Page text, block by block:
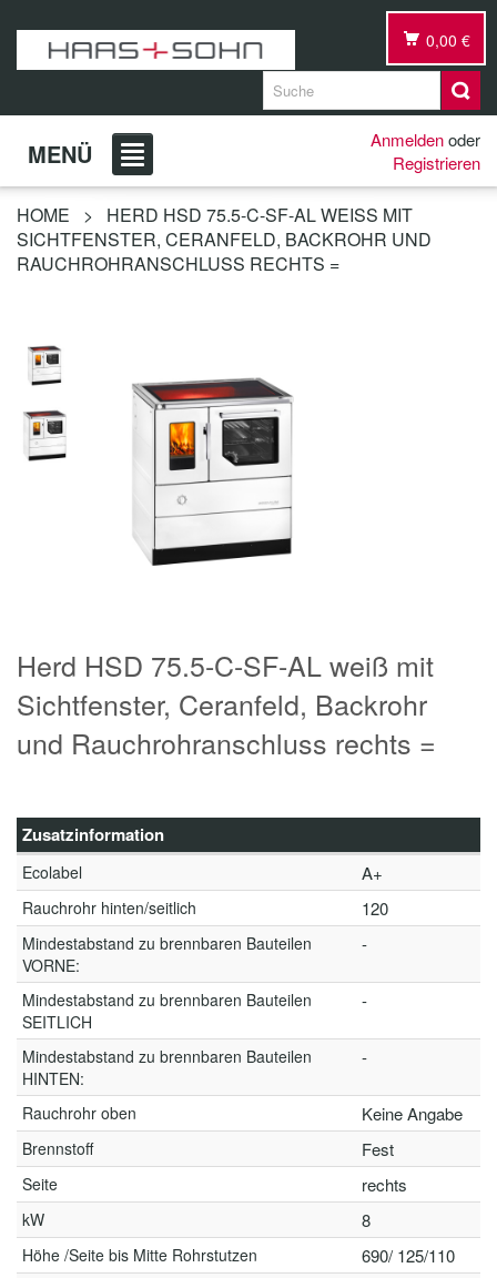
0,00 €
MENÜ Anmeldenoder
Registrieren
HOME >
HERD HSD 75.5-C-SF-AL WEISS MIT S
ICHTFENSTER, CERANFELD, BACKROHR UND R
AUCHROHRANSCHLUSS RECHTS =
Herd HSD 75.5-C-SF-AL weiß mit
Sichtfenster, Ceranfeld, Backrohr
und Rauchrohranschluss rechts =
Zusatzinformation
Ecolabel A+
Rauchrohr hinten/seitlich 120
Mindestabstand zu brennbaren Bauteilen
VORNE:
-
Mindestabstand zu brennbaren Bauteilen
SEITLICH
-
Mindestabstand zu brennbaren Bauteilen
HINTEN:
-
Rauchrohr oben Keine Angabe
Brennstoff Fest
Seite rechts
kW 8
Höhe /Seite bis Mitte Rohrstutzen 690/ 125/110